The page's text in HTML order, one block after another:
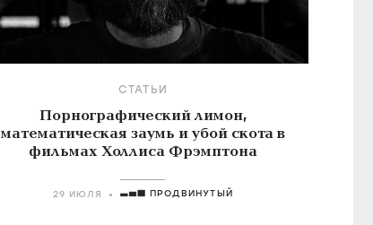
СТАТЬИ
Порнографический лимон,
математическая заумь и убой скота в
фильмах Холлиса Фрэмптона
29 ИЮЛЯ ПРОДВИНУТЫЙ